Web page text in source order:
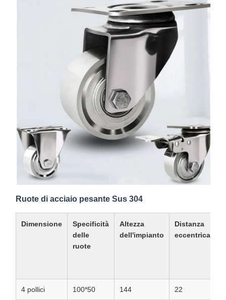
Ruote di acciaio pesante Sus 304
Dimensione
Specificità
delle
ruote
Altezza
dell'impianto
Distanza
eccentrica
4 pollici 100*50 144 22